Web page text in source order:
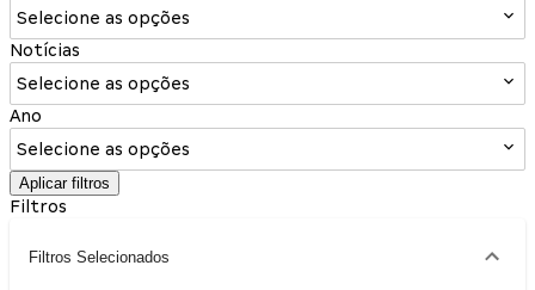
Selecione as opções
Notícias
Selecione as opções
Ano
Selecione as opções
Aplicar filtros
Filtros
Filtros Selecionados